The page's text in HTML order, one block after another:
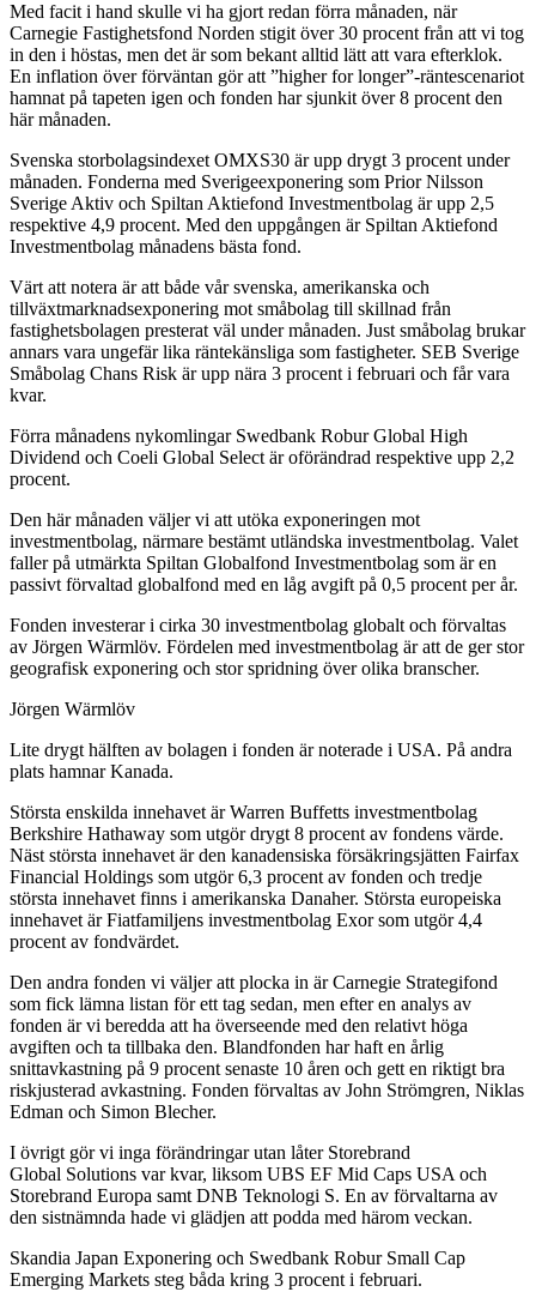
Med facit i hand skulle vi ha gjort redan förra månaden, när
Carnegie Fastighetsfond Norden stigit över 30 procent från att vi tog
in den i höstas, men det är som bekant alltid lätt att vara efterklok.
En inflation över förväntan gör att ”higher for longer”-räntescenariot
hamnat på tapeten igen och fonden har sjunkit över 8 procent den
här månaden.
Svenska storbolagsindexet OMXS30 är upp drygt 3 procent under
månaden. Fonderna med Sverigeexponering som Prior Nilsson
Sverige Aktiv och Spiltan Aktiefond Investmentbolag är upp 2,5
respektive 4,9 procent. Med den uppgången är Spiltan Aktiefond
Investmentbolag månadens bästa fond.
Värt att notera är att både vår svenska, amerikanska och
tillväxtmarknadsexponering mot småbolag till skillnad från
fastighetsbolagen presterat väl under månaden. Just småbolag brukar
annars vara ungefär lika räntekänsliga som fastigheter. SEB Sverige
Småbolag Chans Risk är upp nära 3 procent i februari och får vara
kvar.
Förra månadens nykomlingar Swedbank Robur Global High
Dividend och Coeli Global Select är oförändrad respektive upp 2,2
procent.
Den här månaden väljer vi att utöka exponeringen mot
investmentbolag, närmare bestämt utländska investmentbolag. Valet
faller på utmärkta Spiltan Globalfond Investmentbolag som är en
passivt förvaltad globalfond med en låg avgift på 0,5 procent per år.
Fonden investerar i cirka 30 investmentbolag globalt och förvaltas
av Jörgen Wärmlöv. Fördelen med investmentbolag är att de ger stor
geografisk exponering och stor spridning över olika branscher.
Jörgen Wärmlöv
Lite drygt hälften av bolagen i fonden är noterade i USA. På andra
plats hamnar Kanada.
Största enskilda innehavet är Warren Buffetts investmentbolag
Berkshire Hathaway som utgör drygt 8 procent av fondens värde.
Näst största innehavet är den kanadensiska försäkringsjätten Fairfax
Financial Holdings som utgör 6,3 procent av fonden och tredje
största innehavet finns i amerikanska Danaher. Största europeiska
innehavet är Fiatfamiljens investmentbolag Exor som utgör 4,4
procent av fondvärdet.
Den andra fonden vi väljer att plocka in är Carnegie Strategifond
som fick lämna listan för ett tag sedan, men efter en analys av
fonden är vi beredda att ha överseende med den relativt höga
avgiften och ta tillbaka den. Blandfonden har haft en årlig
snittavkastning på 9 procent senaste 10 åren och gett en riktigt bra
riskjusterad avkastning. Fonden förvaltas av John Strömgren, Niklas
Edman och Simon Blecher.
I övrigt gör vi inga förändringar utan låter Storebrand
Global Solutions var kvar, liksom UBS EF Mid Caps USA och
Storebrand Europa samt DNB Teknologi S. En av förvaltarna av
den sistnämnda hade vi glädjen att podda med härom veckan.
Skandia Japan Exponering och Swedbank Robur Small Cap
Emerging Markets steg båda kring 3 procent i februari.